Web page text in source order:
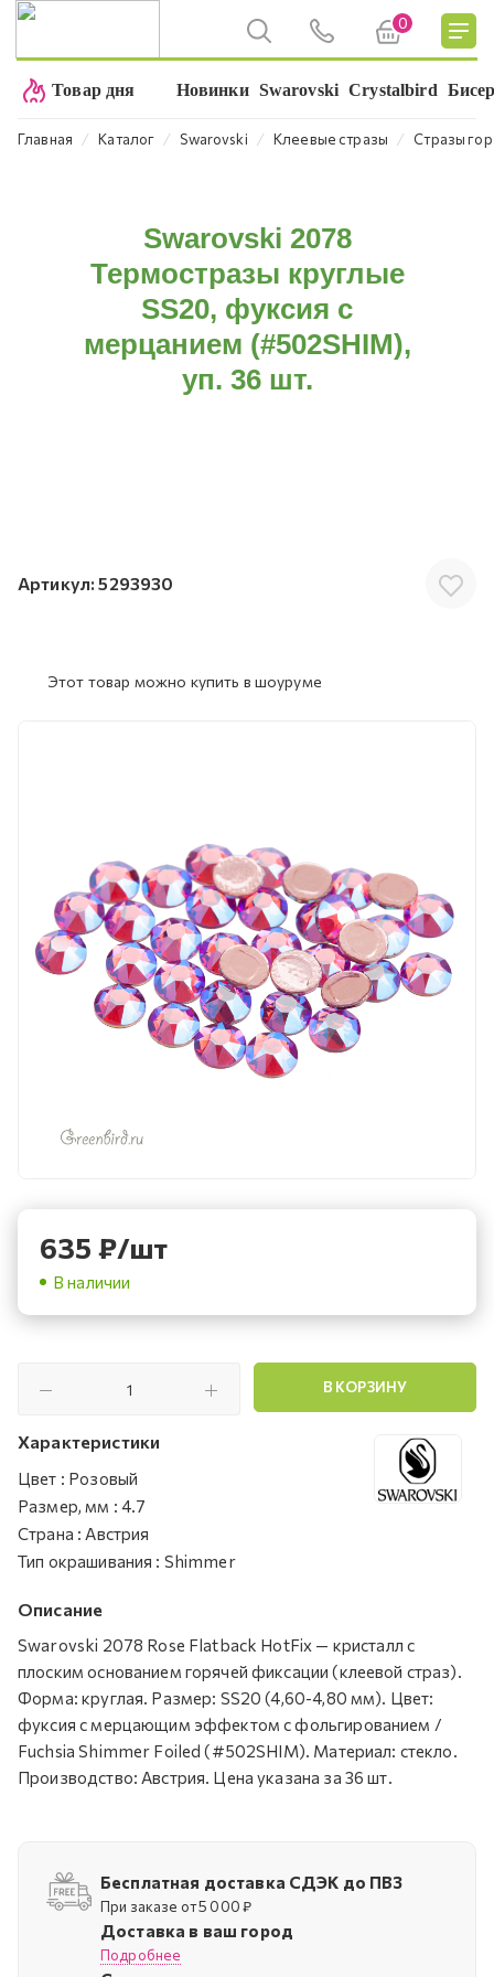
0
Товар дня Новинки Swarovski Crystalbird
Главная ⁄ Каталог ⁄ Swarovski ⁄ Клеевые стразы ⁄ Стразы
Swarovski 2078
Термостразы круглые
SS20, фуксия с
мерцанием (#502SHIM),
уп. 36 шт.
Артикул: 5293930
Этот товар можно купить в шоуруме
635 ₽/шт
В наличии
В КОРЗИНУ
Характеристики
Цвет : Розовый
Размер, мм : 4.7
Страна : Австрия
Тип окрашивания : Shimmer
Описание
Swarovski 2078 Rose Flatback HotFix — кристалл с
плоским основанием горячей фиксации (клеевой страз).
Форма: круглая. Размер: SS20 (4,60-4,80 мм). Цвет:
фуксия с мерцающим эффектом с фольгированием /
Fuchsia Shimmer Foiled (#502SHIM). Материал: стекло.
Производство: Австрия. Цена указана за 36 шт.
Бесплатная доставка СДЭК до ПВЗ
При заказе от 5 000 ₽
Доставка в ваш город
Подробнее